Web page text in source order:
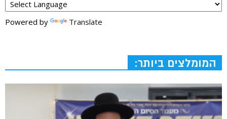
Powered by Translate
המומלצים ביותר: